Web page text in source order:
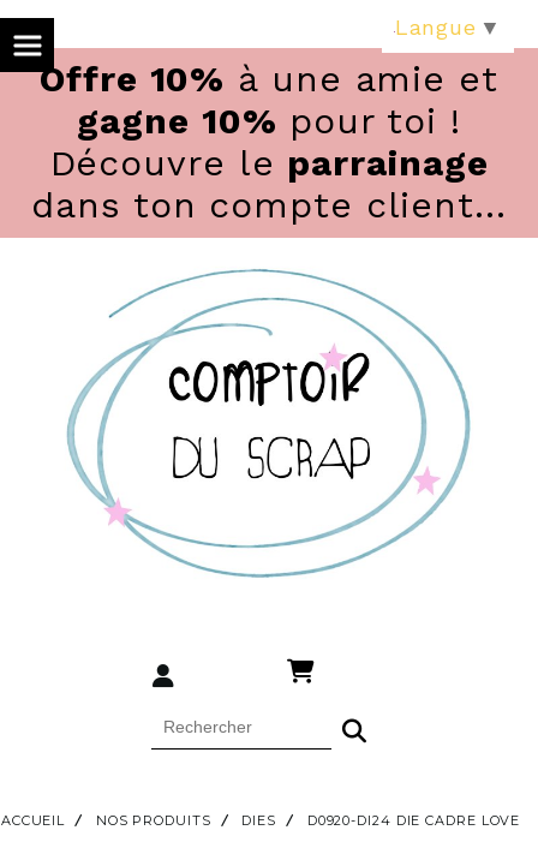
Offre 10% à une amie et
gagne 10% pour toi !
Découvre le parrainage
dans ton compte client...
ACCUEIL NOS PRODUITS DIES D0920-DI24 DIE CADRE LOVE
Langue ▼